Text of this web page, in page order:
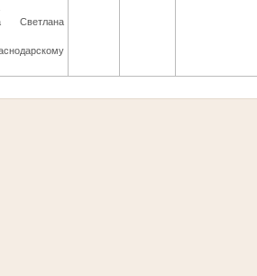
Светлана